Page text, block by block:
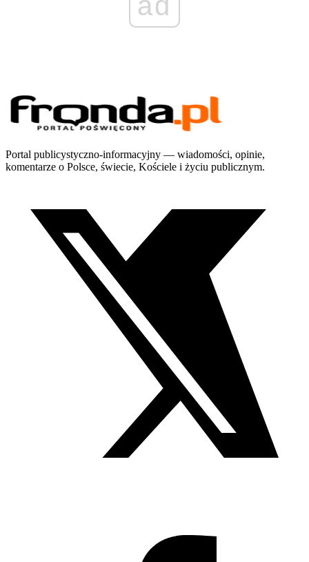
Portal publicystyczno-informacyjny — wiadomości, opinie,
komentarze o Polsce, świecie, Kościele i życiu publicznym.